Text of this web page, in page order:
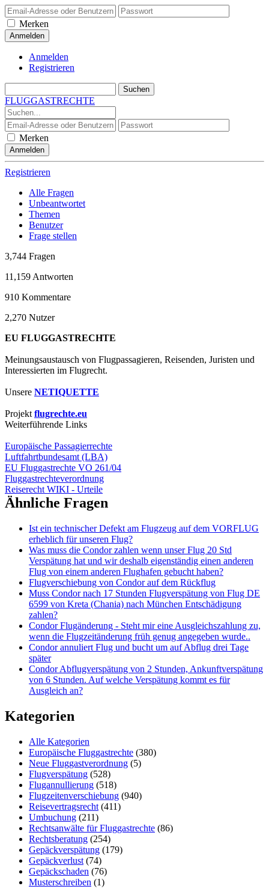
Merken
Anmelden
Registrieren
FLUGGASTRECHTE
Merken
Registrieren
Alle Fragen
Unbeantwortet
Themen
Benutzer
Frage stellen
3,744 Fragen
11,159 Antworten
910 Kommentare
2,270 Nutzer
EU FLUGGASTRECHTE
Meinungsaustausch von Flugpassagieren, Reisenden, Juristen und
Interessierten im Flugrecht.
Unsere NETIQUETTE
Projekt flugrechte.eu
Weiterführende Links
Europäische Passagierrechte
Luftfahrtbundesamt (LBA)
EU Fluggastrechte VO 261/04
Fluggastrechteverordnung
Reiserecht WIKI - Urteile
Ähnliche Fragen
Ist ein technischer Defekt am Flugzeug auf dem VORFLUG
erheblich für unseren Flug?
Was muss die Condor zahlen wenn unser Flug 20 Std
Verspätung hat und wir deshalb eigenständig einen anderen
Flug von einem anderen Flughafen gebucht haben?
Flugverschiebung von Condor auf dem Rückflug
Muss Condor nach 17 Stunden Flugverspätung von Flug DE
6599 von Kreta (Chania) nach München Entschädigung
zahlen?
Condor Flugänderung - Steht mir eine Ausgleichszahlung zu,
wenn die Flugzeitänderung früh genug angegeben wurde..
Condor annuliert Flug und bucht um auf Abflug drei Tage
später
Condor Abflugverspätung von 2 Stunden, Ankunftverspätung
von 6 Stunden. Auf welche Verspätung kommt es für
Ausgleich an?
Kategorien
Alle Kategorien
Europäische Fluggastrechte (380)
Neue Fluggastverordnung (5)
Flugverspätung (528)
Flugannullierung (518)
Flugzeitenverschiebung (940)
Reisevertragsrecht (411)
Umbuchung (211)
Rechtsanwälte für Fluggastrechte (86)
Rechtsberatung (254)
Gepäckverspätung (179)
Gepäckverlust (74)
Gepäckschaden (76)
Musterschreiben (1)